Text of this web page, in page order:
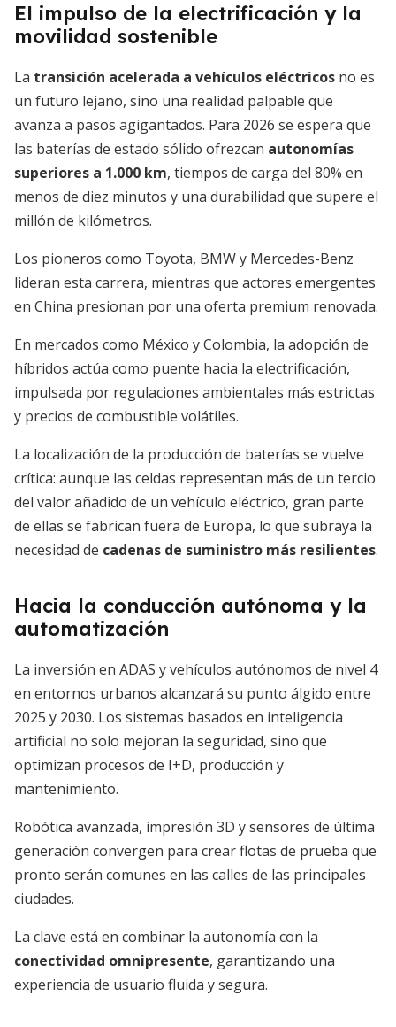
El impulso de la electrificación y la
movilidad sostenible
La transición acelerada a vehículos eléctricos no es
un futuro lejano, sino una realidad palpable que
avanza a pasos agigantados. Para 2026 se espera que
las baterías de estado sólido ofrezcan autonomías
superiores a 1.000 km, tiempos de carga del 80% en
menos de diez minutos y una durabilidad que supere el
millón de kilómetros.
Los pioneros como Toyota, BMW y Mercedes-Benz
lideran esta carrera, mientras que actores emergentes
en China presionan por una oferta premium renovada.
En mercados como México y Colombia, la adopción de
híbridos actúa como puente hacia la electrificación,
impulsada por regulaciones ambientales más estrictas
y precios de combustible volátiles.
La localización de la producción de baterías se vuelve
crítica: aunque las celdas representan más de un tercio
del valor añadido de un vehículo eléctrico, gran parte
de ellas se fabrican fuera de Europa, lo que subraya la
necesidad de cadenas de suministro más resilientes.
Hacia la conducción autónoma y la
automatización
La inversión en ADAS y vehículos autónomos de nivel 4
en entornos urbanos alcanzará su punto álgido entre
2025 y 2030. Los sistemas basados en inteligencia
artificial no solo mejoran la seguridad, sino que
optimizan procesos de I+D, producción y
mantenimiento.
Robótica avanzada, impresión 3D y sensores de última
generación convergen para crear flotas de prueba que
pronto serán comunes en las calles de las principales
ciudades.
La clave está en combinar la autonomía con la
conectividad omnipresente, garantizando una
experiencia de usuario fluida y segura.